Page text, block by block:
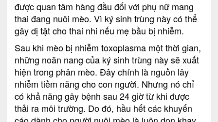
được quan tâm hàng đầu đối với phụ nữ mang
thai đang nuôi mèo. Vì ký sinh trùng này có thể
gây dị tật cho thai nhi nếu mẹ bầu bị nhiễm.
Sau khi mèo bị nhiễm toxoplasma một thời gian,
những noãn nang của ký sinh trùng này sẽ xuất
hiện trong phân mèo. Đây chính là nguồn lây
nhiễm tiềm năng cho con người. Nhưng nó chỉ
có khả năng gây bệnh sau 24 giờ từ khi được
thải ra môi trường. Do đó, hầu hết các khuyến